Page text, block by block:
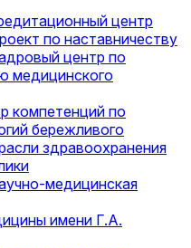
центр
по наставничеству
центр по
медицинского
компетенций по
бережливого
здравоохранения
медицинская
имени Г.А.